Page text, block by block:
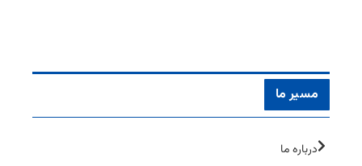
مسیر ما
درباره ما